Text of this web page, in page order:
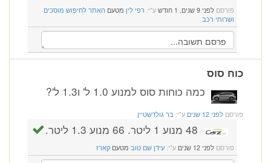
פורסם לפני 9 שנים, 1 חודש ע"י: רפי לין מטעם האתר לחיפוש מוסכים
ושרותי רכב
כוח סוס
כמה כוחות סוס למנוע 1.0 ל' ו1.3 ל'?
פורסם לפני 12 שנים ע"י: בר גולדשטיין
48 מנוע 1 ליטר. 66 מנוע 1.3 ליטר.
פורסם לפני 12 שנים ע"י: עידן שם טוב מטעם קארז